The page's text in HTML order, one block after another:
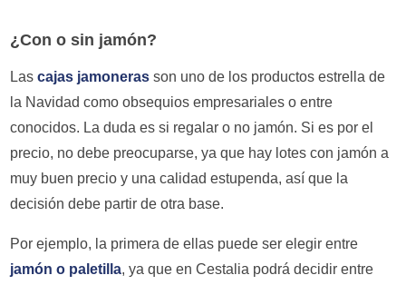
¿Con o sin jamón?
Lascajas jamoneras son uno de los productos estrella de
la Navidad como obsequios empresariales o entre
conocidos. La duda es si regalar o no jamón. Si es por el
precio, no debe preocuparse, ya que hay lotes con jamón a
muy buen precio y una calidad estupenda, así que la
decisión debe partir de otra base.
Por ejemplo, la primera de ellas puede ser elegir entre
jamón o paletilla, ya que en Cestalia podrá decidir entre